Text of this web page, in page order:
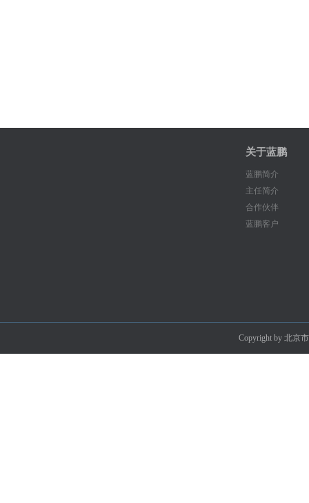
关于蓝鹏
蓝鹏简介
主任简介
合作伙伴
蓝鹏客户
Copyright by 北京